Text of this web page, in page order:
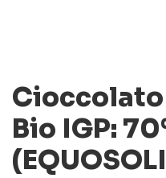
Bio IGP: